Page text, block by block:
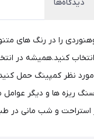
دیدگاه‌ها
را در رنگ های
کنید.همیشه در
نظر کمپینگ حمل
ریزه ها و دیگر
استراحت و شب مانی در